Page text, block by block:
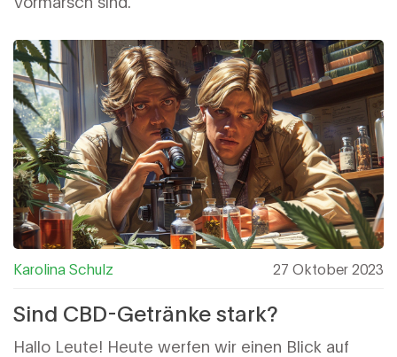
Karolina Schulz 27 Oktober 2023
Sind CBD-Getränke stark?
Hallo Leute! Heute werfen wir einen Blick auf